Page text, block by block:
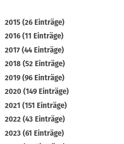
2015 (26 Einträge)
2016 (11 Einträge)
2017 (44 Einträge)
2018 (52 Einträge)
2019 (96 Einträge)
2020 (149 Einträge)
2021 (151 Einträge)
2022 (43 Einträge)
2023 (61 Einträge)